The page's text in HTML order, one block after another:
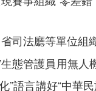
司法廳等單位組
態管護員用無
語言講好“中華